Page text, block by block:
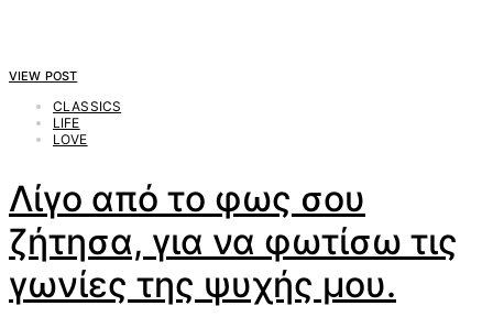
VIEW POST
CLASSICS
LIFE
LOVE
Λίγο από το φως σου
ζήτησα, για να φωτίσω τις
γωνίες της ψυχής μου.